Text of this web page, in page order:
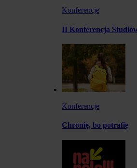
Konferencje
II Konferencja
Konferencje
Chronię, bo potrafię